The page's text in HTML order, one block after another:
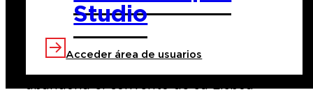
Studio
Acceder área de usuarios
A finales del siglo XVIII, la aristócrata e